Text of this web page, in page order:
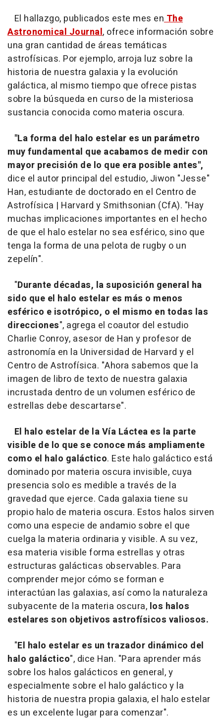
El hallazgo, publicados este mes enThe
Astronomical Journal, ofrece información sobre
una gran cantidad de áreas temáticas
astrofísicas. Por ejemplo, arroja luz sobre la
historia de nuestra galaxia y la evolución
galáctica, al mismo tiempo que ofrece pistas
sobre la búsqueda en curso de la misteriosa
sustancia conocida como materia oscura.
"La forma del halo estelar es un parámetro
muy fundamental que acabamos de medir con
mayor precisión de lo que era posible antes",
dice el autor principal del estudio, Jiwon "Jesse"
Han, estudiante de doctorado en el Centro de
Astrofísica | Harvard y Smithsonian (CfA). "Hay
muchas implicaciones importantes en el hecho
de que el halo estelar no sea esférico, sino que
tenga la forma de una pelota de rugby o un
zepelín".
"Durante décadas, la suposición general ha
sido que el halo estelar es más o menos
esférico e isotrópico, o el mismo en todas las
direcciones", agrega el coautor del estudio
Charlie Conroy, asesor de Han y profesor de
astronomía en la Universidad de Harvard y el
Centro de Astrofísica. "Ahora sabemos que la
imagen de libro de texto de nuestra galaxia
incrustada dentro de un volumen esférico de
estrellas debe descartarse".
El halo estelar de la Vía Láctea es la parte
visible de lo que se conoce más ampliamente
como el halo galáctico. Este halo galáctico está
dominado por materia oscura invisible, cuya
presencia solo es medible a través de la
gravedad que ejerce. Cada galaxia tiene su
propio halo de materia oscura. Estos halos sirven
como una especie de andamio sobre el que
cuelga la materia ordinaria y visible. A su vez,
esa materia visible forma estrellas y otras
estructuras galácticas observables. Para
comprender mejor cómo se forman e
interactúan las galaxias, así como la naturaleza
subyacente de la materia oscura, los halos
estelares son objetivos astrofísicos valiosos.
"El halo estelar es un trazador dinámico del
halo galáctico", dice Han. "Para aprender más
sobre los halos galácticos en general, y
especialmente sobre el halo galáctico y la
historia de nuestra propia galaxia, el halo estelar
es un excelente lugar para comenzar".